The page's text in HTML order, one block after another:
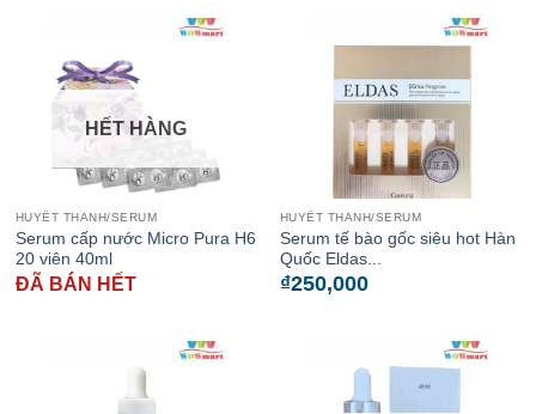
HẾT HÀNG
HUYẾT THANH/SERUM
Serum cấp nước Micro Pura H6
20 viên 40ml
ĐÃ BÁN HẾT
HUYẾT THANH/SERUM
Serum tế bào gốc siêu hot Hàn
Quốc Eldas...
₫250,000